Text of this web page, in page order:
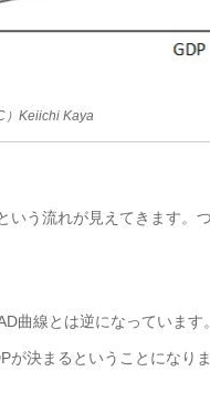
）Keiichi Kaya
流れが見えてきます。
線とは逆になっていま
決まるということになりま